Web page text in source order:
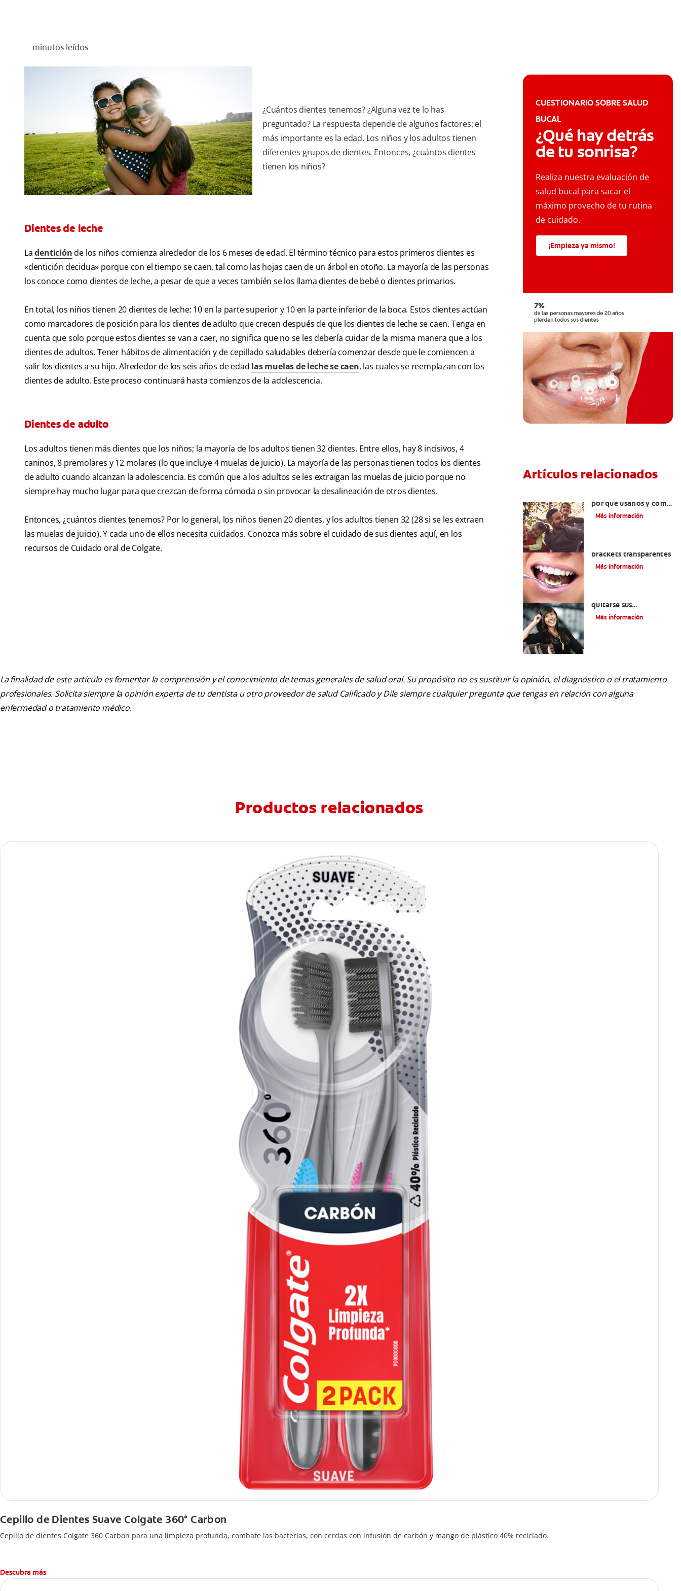
minutos leídos
¿Cuántos dientes tenemos? ¿Alguna vez te lo has
preguntado? La respuesta depende de algunos factores: el
más importante es la edad. Los niños y los adultos tienen
diferentes grupos de dientes. Entonces, ¿cuántos dientes
tienen los niños?
Dientes de leche
Ladenticiónde los niños comienza alrededor de los 6 meses de edad. El término técnico para estos primeros dientes es
«dentición decidua» porque con el tiempo se caen, tal como las hojas caen de un árbol en otoño. La mayoría de las personas
los conoce como dientes de leche, a pesar de que a veces también se los llama dientes de bebé o dientes primarios.
En total, los niños tienen 20 dientes de leche: 10 en la parte superior y 10 en la parte inferior de la boca. Estos dientes actúan
como marcadores de posición para los dientes de adulto que crecen después de que los dientes de leche se caen. Tenga en
cuenta que solo porque estos dientes se van a caer, no significa que no se les debería cuidar de la misma manera que a los
dientes de adultos. Tener hábitos de alimentación y de cepillado saludables debería comenzar desde que le comiencen a
salir los dientes a su hijo. Alrededor de los seis años de edad las muelas de leche se caen, las cuales se reemplazan con los
dientes de adulto. Este proceso continuará hasta comienzos de la adolescencia.
Dientes de adulto
Los adultos tienen más dientes que los niños; la mayoría de los adultos tienen 32 dientes. Entre ellos, hay 8 incisivos, 4
caninos, 8 premolares y 12 molares (lo que incluye 4 muelas de juicio). La mayoría de las personas tienen todos los dientes
de adulto cuando alcanzan la adolescencia. Es común que a los adultos se les extraigan las muelas de juicio porque no
siempre hay mucho lugar para que crezcan de forma cómoda o sin provocar la desalineación de otros dientes.
Entonces, ¿cuántos dientes tenemos? Por lo general, los niños tienen 20 dientes, y los adultos tienen 32 (28 si se les extraen
las muelas de juicio). Y cada uno de ellos necesita cuidados. Conozca más sobre el cuidado de sus dientes aquí, en los
recursos de Cuidado oral de Colgate.
CUESTIONARIO SOBRE SALUD
BUCAL
¿Qué hay detrás
de tu sonrisa?
Realiza nuestra evaluación de
salud bucal para sacar el
máximo provecho de tu rutina
de cuidado.
¡Empieza ya mismo!
Artículos relacionados
por qué usarlos y cómo
conservarlos
Más información
brackets transparentes
Más información
quitarse sus
retenedores fijos
Más información
La finalidad de este artículo es fomentar la comprensión y el conocimiento de temas generales de salud oral. Su propósito no es sustituir la opinión, el diagnóstico o el tratamiento
profesionales. Solicita siempre la opinión experta de tu dentista u otro proveedor de salud Calificado y Dile siempre cualquier pregunta que tengas en relación con alguna
enfermedad o tratamiento médico.
Productos relacionados
Cepillo de Dientes Suave Colgate 360° Carbon
Cepillo de dientes Colgate 360 ​​Carbon para una limpieza profunda, combate las bacterias, con cerdas con infusión de carbón y mango de plástico 40% reciclado.
Descubra más